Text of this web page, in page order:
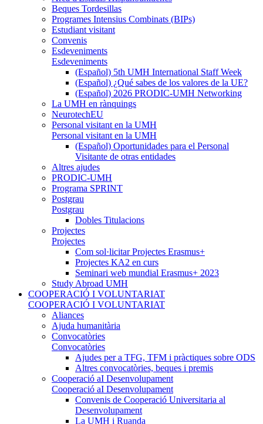
Beques Tordesillas
Programes Intensius Combinats (BIPs)
Estudiant visitant
Convenis
Esdeveniments
Esdeveniments
(Español) 5th UMH International Staff Week
(Español) ¿Qué sabes de los valores de la UE?
(Español) 2026 PRODIC-UMH Networking
La UMH en rànquings
NeurotechEU
Personal visitant en la UMH
Personal visitant en la UMH
(Español) Oportunidades para el Personal
Visitante de otras entidades
Altres ajudes
PRODIC-UMH
Programa SPRINT
Postgrau
Postgrau
Dobles Titulacions
Projectes
Projectes
Com sol·licitar Projectes Erasmus+
Projectes KA2 en curs
Seminari web mundial Erasmus+ 2023
Study Abroad UMH
COOPERACIÓ I VOLUNTARIAT
COOPERACIÓ I VOLUNTARIAT
Aliances
Ajuda humanitària
Convocatòries
Convocatòries
Ajudes per a TFG, TFM i pràctiques sobre ODS
Altres convocatòries, beques i premis
Cooperació aI Desenvolupament
Cooperació aI Desenvolupament
Convenis de Cooperació Universitaria al
Desenvolupament
La UMH i Ruanda